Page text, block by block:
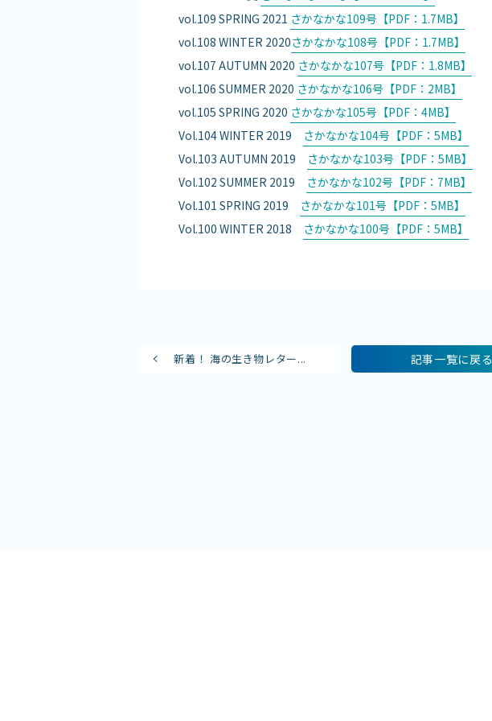
vol.109 SPRING 2021 さかなかな109号【PDF：1.7MB】
vol.108 WINTER 2020さかなかな108号【PDF：1.7MB】
vol.107 AUTUMN 2020 さかなかな107号【PDF：1.8MB】
vol.106 SUMMER 2020 さかなかな106号【PDF：2MB】
vol.105 SPRING 2020 さかなかな105号【PDF：4MB】
Vol.104 WINTER 2019 さかなかな104号【PDF：5MB】
Vol.103 AUTUMN 2019 さかなかな103号【PDF：5MB】
Vol.102 SUMMER 2019 さかなかな102号【PDF：7MB】
Vol.101 SPRING 2019 さかなかな101号【PDF：5MB】
Vol.100 WINTER 2018 さかなかな100号【PDF：5MB】
新着！ 海の生き物レター... 記事一覧に戻る